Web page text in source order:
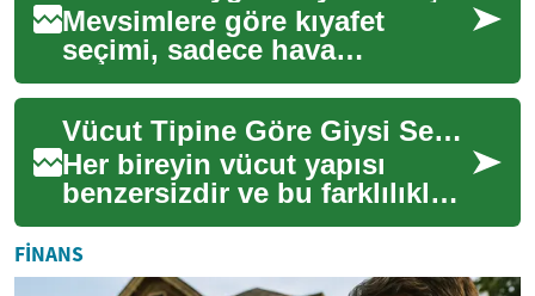
Mevsimlere göre kıyafet
seçimi, sadece hava
koşullarına uyum sağlamakla
kalmaz, aynı zamanda kişisel
tarzınızı ve gen...
Vücut Tipine Göre Giysi Seçimi İpuçları
Her bireyin vücut yapısı
benzersizdir ve bu farklılıklar,
kişisel tarzı ve giyim
tercihlerini belirlemede
önemli bir ...
FINANS